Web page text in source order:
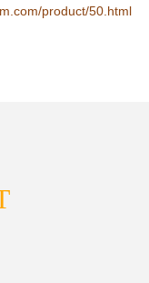
product/50.html